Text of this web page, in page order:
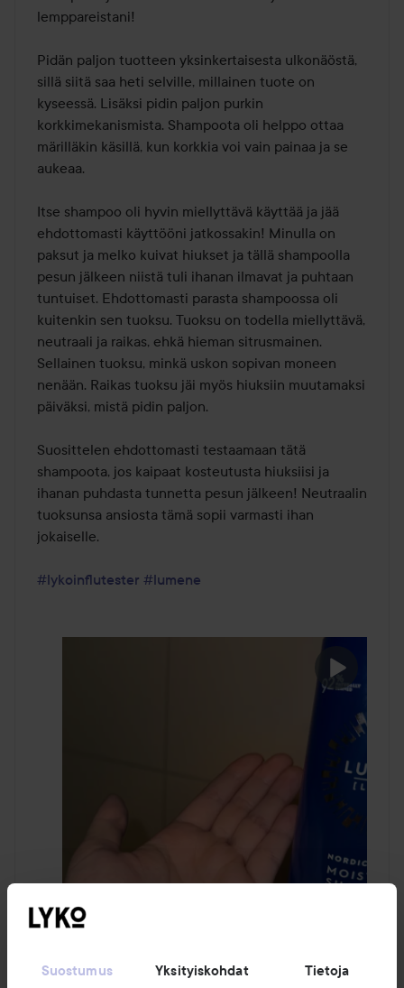
Suostumus Yksityiskohdat Tietoja
lemppareistani!
Pidän paljon tuotteen yksinkertaisesta ulkonäöstä,
sillä siitä saa heti selville, millainen tuote on
kyseessä. Lisäksi pidin paljon purkin
korkkimekanismista. Shampoota oli helppo ottaa
märilläkin käsillä, kun korkkia voi vain painaa ja se
aukeaa.
Itse shampoo oli hyvin miellyttävä käyttää ja jää
ehdottomasti käyttööni jatkossakin! Minulla on
paksut ja melko kuivat hiukset ja tällä shampoolla
pesun jälkeen niistä tuli ihanan ilmavat ja puhtaan
tuntuiset. Ehdottomasti parasta shampoossa oli
kuitenkin sen tuoksu. Tuoksu on todella miellyttävä,
neutraali ja raikas, ehkä hieman sitrusmainen.
Sellainen tuoksu, minkä uskon sopivan moneen
nenään. Raikas tuoksu jäi myös hiuksiin muutamaksi
päiväksi, mistä pidin paljon.
Suosittelen ehdottomasti testaamaan tätä
shampoota, jos kaipaat kosteutusta hiuksiisi ja
ihanan puhdasta tunnetta pesun jälkeen! Neutraalin
tuoksunsa ansiosta tämä sopii varmasti ihan
jokaiselle.
#lykoinflutester #lumene